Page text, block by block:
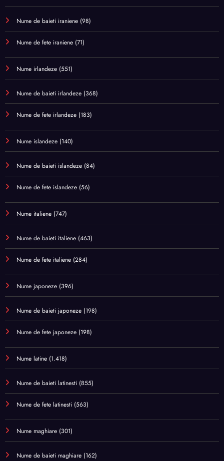
Nume de baieti iraniene (98)
Nume de fete iraniene (71)
Nume irlandeze (551)
Nume de baieti irlandeze (368)
Nume de fete irlandeze (183)
Nume islandeze (140)
Nume de baieti islandeze (84)
Nume de fete islandeze (56)
Nume italiene (747)
Nume de baieti italiene (463)
Nume de fete italiene (284)
Nume japoneze (396)
Nume de baieti japoneze (198)
Nume de fete japoneze (198)
Nume latine (1.418)
Nume de baieti latinesti (855)
Nume de fete latinesti (563)
Nume maghiare (301)
Nume de baieti maghiare (162)